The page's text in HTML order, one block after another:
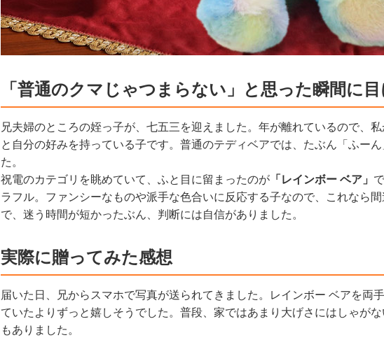
「普通のクマじゃつまらない」と思った瞬間に
兄夫婦のところの姪っ子が、七五三を迎えました。年が離れているので、
と自分の好みを持っている子です。普通のテディベアでは、たぶん「ふー
た。
祝電のカテゴリを眺めていて、ふと目に留まったのが 「レインボー ベア」
ラフル。ファンシーなものや派手な色合いに反応する子なので、これなら
で、迷う時間が短かったぶん、判断には自信がありました。
実際に贈ってみた感想
届いた日、兄からスマホで写真が送られてきました。レインボー ベアを両
ていたよりずっと嬉しそうでした。普段、家ではあまり大げさにはしゃが
もありました。